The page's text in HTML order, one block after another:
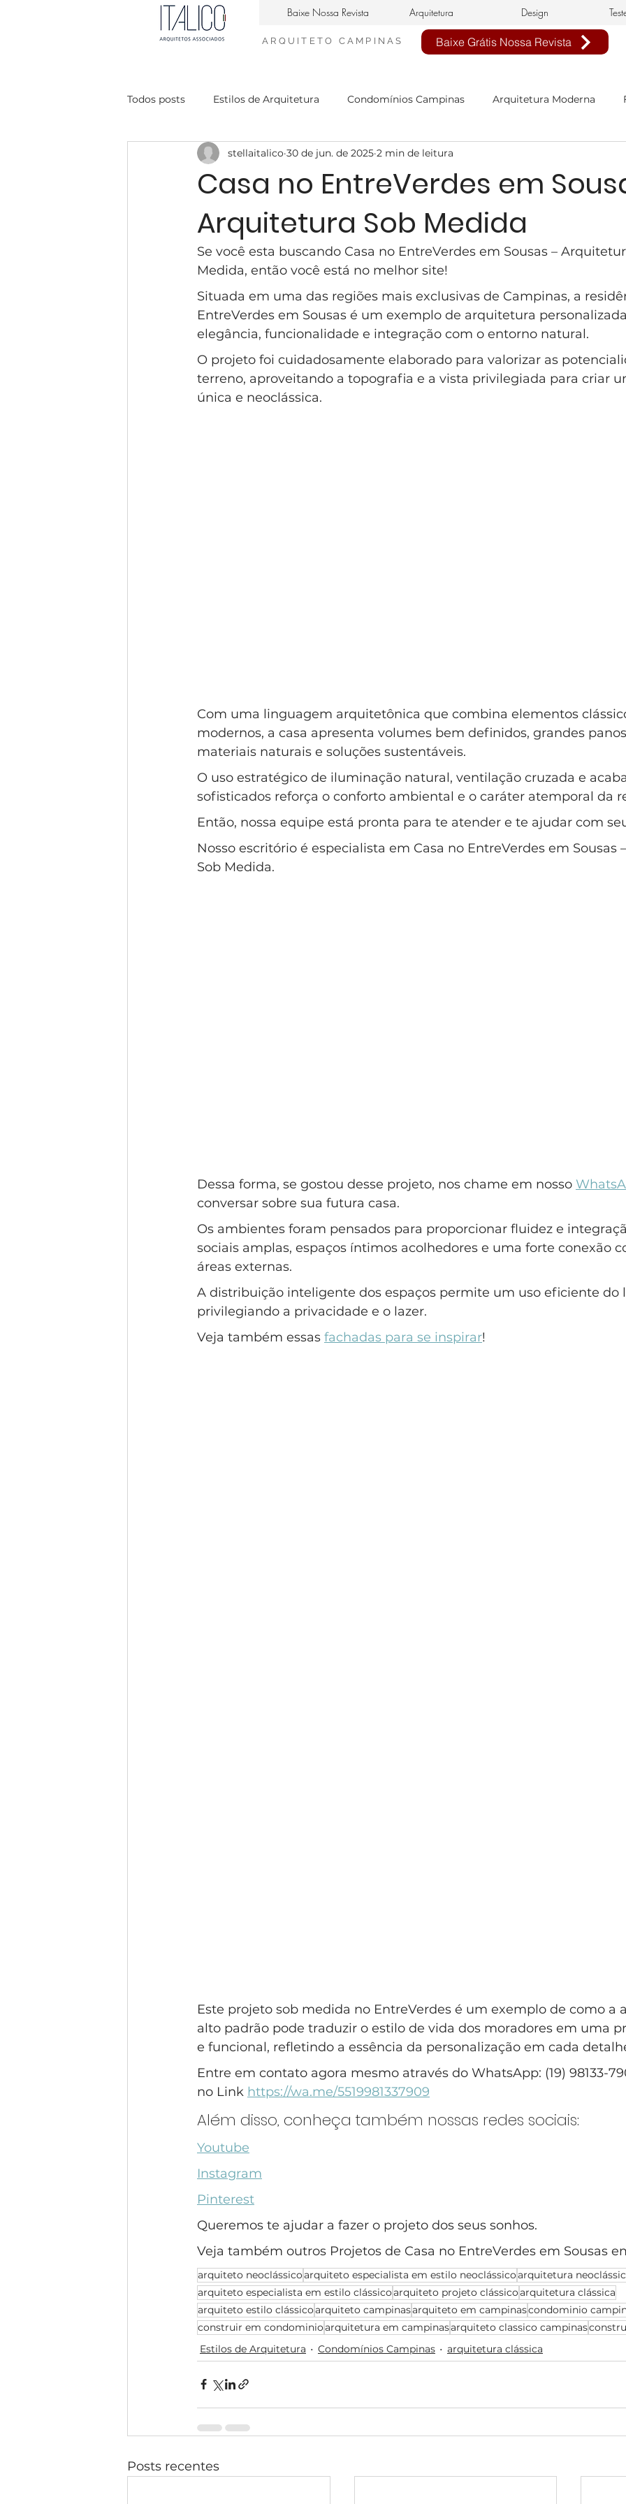
Baixe Nossa Revista Arquitetura Design
ARQUITETO CAMPINAS Baixe Grátis Nossa Revista
Todos posts Estilos de Arquitetura Condomínios Campinas Arquitetura Moderna
Casa Contemporanea Engenheiro Civil em Campinas
interiores neiclássico design de interiores buffet infantil projeto de interiores
condomínio Mont Blanc Casa Neoclássica Estilo Neoclássico
Condomínio Gramado Estilo Clássico Casa Clássica Condomínio EntreVerdes
Condomínio Swiss Park Condomínio Sainte Anne Campinas
Casa no EntreVerdes em
Arquitetura Sob Medida
stellaitalico 30 de jun. de 2025 2 min de leitura
Se você esta buscando Casa no EntreVerdes em Sousas –
Medida, então você está no melhor site!
Situada em uma das regiões mais exclusivas de Campinas, a
EntreVerdes em Sousas é um exemplo de arquitetura
elegância, funcionalidade e integração com o entorno natural.
O projeto foi cuidadosamente elaborado para valorizar as
terreno, aproveitando a topografia e a vista privilegiada para criar
única e neoclássica.
Com uma linguagem arquitetônica que combina elementos
modernos, a casa apresenta volumes bem definidos, grandes
materiais naturais e soluções sustentáveis.
O uso estratégico de iluminação natural, ventilação cruzada e
sofisticados reforça o conforto ambiental e o caráter atemporal da
Então, nossa equipe está pronta para te atender e te ajudar com
Nosso escritório é especialista em Casa no EntreVerdes em
Sob Medida.
Dessa forma, se gostou desse projeto, nos chame em nosso
conversar sobre sua futura casa.
Os ambientes foram pensados para proporcionar fluidez e
sociais amplas, espaços íntimos acolhedores e uma forte conexão
áreas externas.
A distribuição inteligente dos espaços permite um uso eficiente do
privilegiando a privacidade e o lazer.
Veja também essas fachadas para se inspirar!
Este projeto sob medida no EntreVerdes é um exemplo de como
alto padrão pode traduzir o estilo de vida dos moradores em uma
e funcional, refletindo a essência da personalização em cada
Entre em contato agora mesmo através do WhatsApp: (19) 98133-
no Link https://wa.me/5519981337909
Além disso, conheça também nossas redes sociais:
Youtube
Instagram
Pinterest
Queremos te ajudar a fazer o projeto dos seus sonhos.
Veja também outros Projetos de Casa no EntreVerdes em Sousas
arquiteto neoclássicoarquiteto especialista em estilo neoclássicoarquitetura
arquiteto especialista em estilo clássicoarquiteto projeto clássicoarquitetura clássica
arquiteto estilo clássicoarquiteto campinasarquiteto em campinascondominio
construir em condominioarquitetura em campinasarquiteto classico campinas
Estilos de Arquitetura
Condomínios Campinas arquitetura clássica
Posts recentes